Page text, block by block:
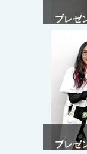
プレゼ
プレゼ